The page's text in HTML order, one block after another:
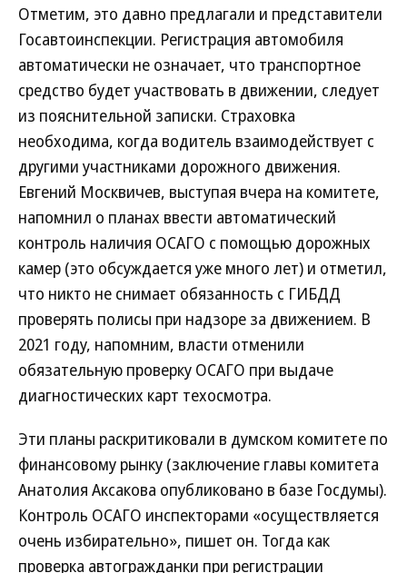
Отметим, это давно предлагали и представители
Госавтоинспекции. Регистрация автомобиля
автоматически не означает, что транспортное
средство будет участвовать в движении, следует
из пояснительной записки. Страховка
необходима, когда водитель взаимодействует с
другими участниками дорожного движения.
Евгений Москвичев, выступая вчера на комитете,
напомнил о планах ввести автоматический
контроль наличия ОСАГО с помощью дорожных
камер (это обсуждается уже много лет) и отметил,
что никто не снимает обязанность с ГИБДД
проверять полисы при надзоре за движением. В
2021 году, напомним, власти отменили
обязательную проверку ОСАГО при выдаче
диагностических карт техосмотра.
Эти планы раскритиковали в думском комитете по
финансовому рынку (заключение главы комитета
Анатолия Аксакова опубликовано в базе Госдумы).
Контроль ОСАГО инспекторами «осуществляется
очень избирательно», пишет он. Тогда как
проверка автогражданки при регистрации